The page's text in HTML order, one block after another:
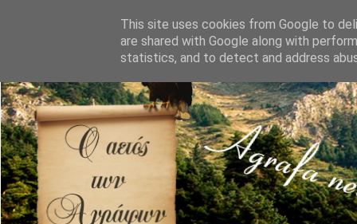
This site uses cookies from Google to
are shared with Google along with
statistics, and to detect and address